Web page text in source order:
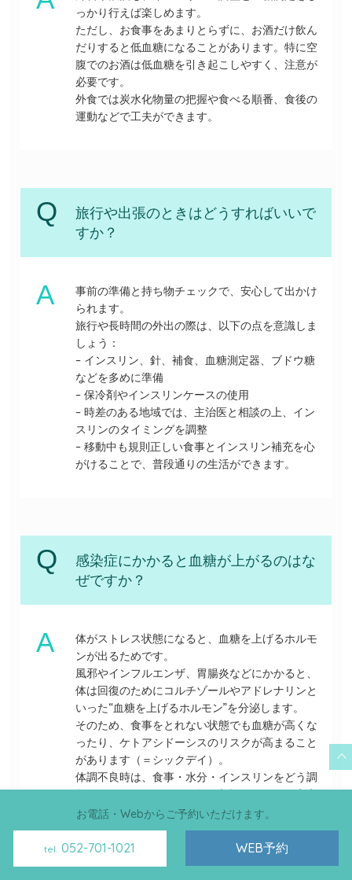
っかり行えば楽しめます。
ただし、お食事をあまりとらずに、お酒だけ飲ん
だりすると低血糖になることがあります。特に空
腹でのお酒は低血糖を引き起こしやすく、注意が
必要です。
外食では炭水化物量の把握や食べる順番、食後の
運動などで工夫ができます。
旅行や出張のときはどうすればいいで
すか？
事前の準備と持ち物チェックで、安心して出かけ
られます。
旅行や長時間の外出の際は、以下の点を意識しま
しょう：
– インスリン、針、補食、血糖測定器、ブドウ糖
などを多めに準備
– 保冷剤やインスリンケースの使用
– 時差のある地域では、主治医と相談の上、イン
スリンのタイミングを調整
– 移動中も規則正しい食事とインスリン補充を心
がけることで、普段通りの生活ができます。
感染症にかかると血糖が上がるのはな
ぜですか？
体がストレス状態になると、血糖を上げるホルモ
ンが出るためです。
風邪やインフルエンザ、胃腸炎などにかかると、
体は回復のためにコルチゾールやアドレナリンと
いった“血糖を上げるホルモン”を分泌します。
そのため、食事をとれない状態でも血糖が高くな
ったり、ケトアシドーシスのリスクが高まること
があります（＝シックデイ）。
体調不良時は、食事・水分・インスリンをどう調
整するかをあらかじめ医師と相談しておくと安心
です。
お電話・Webからご予約いただけます。
tel. 052-701-1021 WEB予約